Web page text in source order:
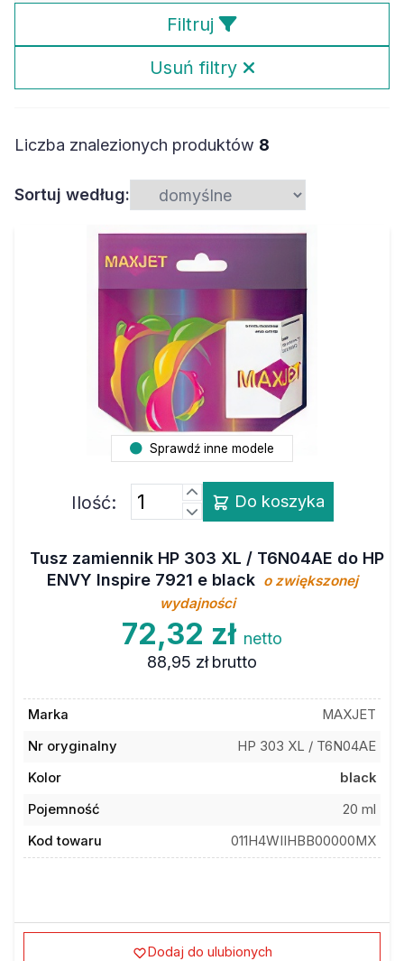
Filtruj
Usuń filtry
Liczba znalezionych produktów 8
Sortuj według:
Sprawdź inne modele
Ilość: Do koszyka
Tusz zamiennik HP 303 XL / T6N04AE do HP
ENVY Inspire 7921 e black o zwiększonej
wydajności
72,32 zł netto
88,95 zł brutto
Marka
MAXJET
Nr oryginalny
HP 303 XL / T6N04AE
Kolor
black
Pojemność
20 ml
Kod towaru
011H4WIIHBB00000MX
Dodaj do ulubionych